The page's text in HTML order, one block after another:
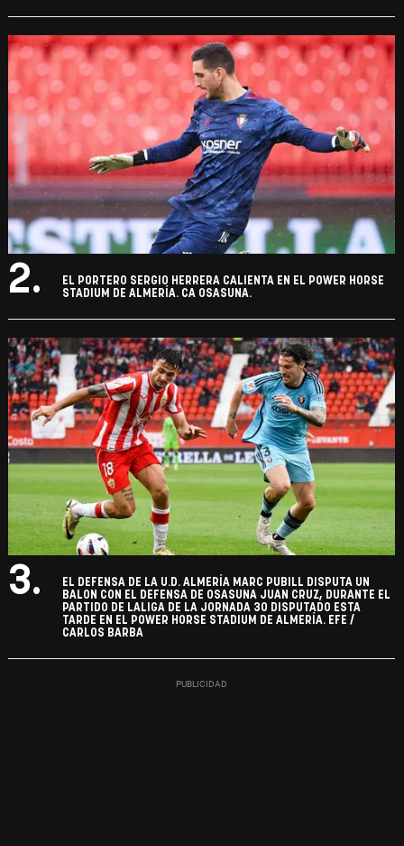
2.
EL PORTERO SERGIO HERRERA CALIENTA EN EL POWER HORSE
STADIUM DE ALMERÍA. CA OSASUNA.
3.
EL DEFENSA DE LA U.D. ALMERÍA MARC PUBILL DISPUTA UN
BALON CON EL DEFENSA DE OSASUNA JUAN CRUZ, DURANTE EL
PARTIDO DE LALIGA DE LA JORNADA 30 DISPUTADO ESTA
TARDE EN EL POWER HORSE STADIUM DE ALMERÍA. EFE /
CARLOS BARBA